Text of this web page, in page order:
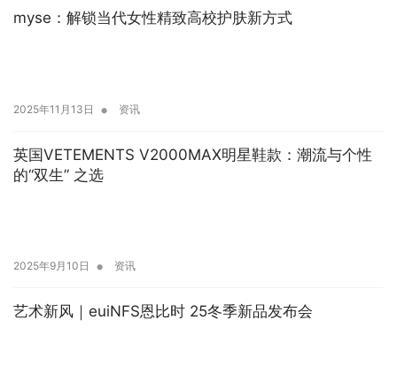
myse：解锁当代女性精致高校护肤新方式
2025年11月13日 • 资讯
英国VETEMENTS V2000MAX明星鞋款：潮流与个性
的“双生” 之选
2025年9月10日 • 资讯
艺术新风｜euiNFS恩比时 25冬季新品发布会